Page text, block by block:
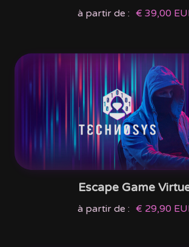
à partir de : € 39,00
Escape Game
à partir de : € 29,90